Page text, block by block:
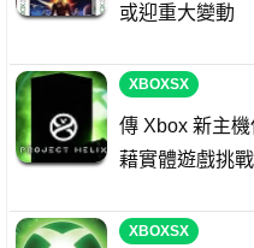
或迎重大變動
XBOXSX
傳 Xbox 新主
藉實體遊戲挑
XBOXSX